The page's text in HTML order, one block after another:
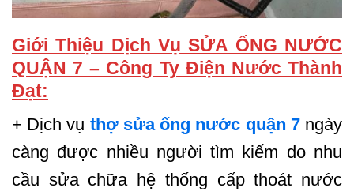
Giới Thiệu Dịch Vụ SỬA ỐNG NƯỚC
QUẬN 7 – Công Ty Điện Nước Thành
Đạt:
+ Dịch vụ thợ sửa ống nước quận 7ngày
càng được nhiều người tìm kiếm do nhu
cầu sửa chữa hệ thống cấp thoát nước